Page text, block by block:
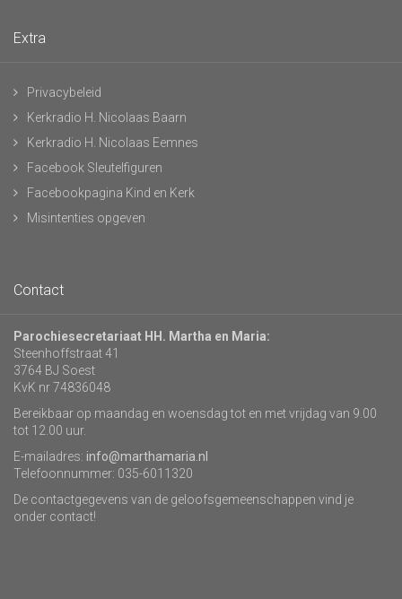
Extra
Privacybeleid
Kerkradio H. Nicolaas Baarn
Kerkradio H. Nicolaas Eemnes
Facebook Sleutelfiguren
Facebookpagina Kind en Kerk
Misintenties opgeven
Contact
Parochiesecretariaat HH. Martha en Maria:
Steenhoffstraat 41
3764 BJ Soest
KvK nr 74836048
Bereikbaar op maandag en woensdag tot en met vrijdag van 9.00
tot 12.00 uur.
E-mailadres: info@marthamaria.nl
Telefoonnummer: 035-6011320
De contactgegevens van de geloofsgemeenschappen vind je
onder contact!